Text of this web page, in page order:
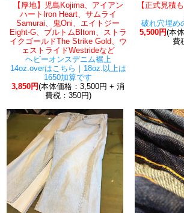
【厚地】児島Kojima、アイアン
ハートIron Heart、サムライ
Samurai、鬼Oni、エイトジー
Eight-G、ブルトムBltom、ストラ
イクゴールドThe Strike Gold、ウ
ェストライドWestrideなど
ヘビーオンスデニム裾上
14oz.overはこちら｜18oz.以上は
1650加算です
3,850円(本体価格：3,500円 + 消
費税：350円)
【正式見積
破れ穴埋め
5,500円(本
費